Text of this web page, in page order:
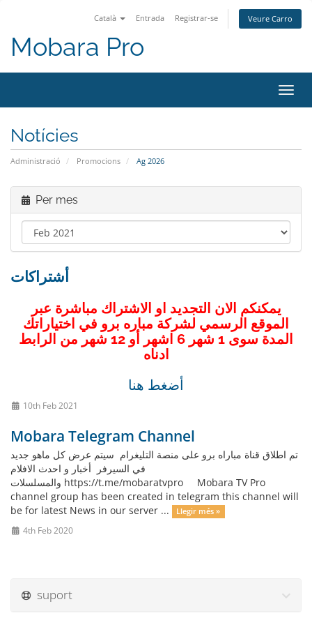
Català Entrada Registrar-se Veure Carro
Mobara Pro
la
Notícies
Administració Promocions Ag 2026
Per mes
أشتراكات
يمكنكم الان التجديد او الاشتراك مباشرة عبر
الموقع الرسمي لشركة مباره برو في اختياراتك
المدة سوى 1 شهر 6 اشهر أو 12 شهر من الرابط
ادناه
أضغط هنا
10th Feb 2021
Mobara Telegram Channel
تم اطلاق قناة مباراه برو على منصة التليغرام سيتم عرض كل ماهو جديد
في السيرفر أخبار و احدث الافلام
والمسلسلات https://t.me/mobaratvpro Mobara TV Pro
channel group has been created in telegram this channel will
be for latest News in our server ...
Llegir més »
4th Feb 2020
suport